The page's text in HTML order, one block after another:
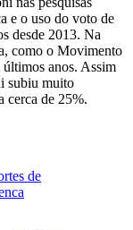
e o uso do voto de
desde 2013. Na
como o Movimento
anos. Assim
subiu muito
cerca de 25%.
de